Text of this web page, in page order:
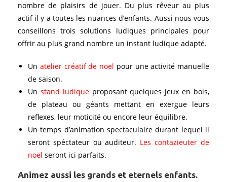
nombre de plaisirs de jouer. Du plus rêveur au plus
actif il y a toutes les nuances d’enfants. Aussi nous vous
conseillons trois solutions ludiques principales pour
offrir au plus grand nombre un instant ludique adapté.
Un atelier créatif de noël pour une activité manuelle
de saison.
Un stand ludiqueproposant quelques jeux en bois,
de plateau ou géants mettant en exergue leurs
reflexes, leur moticité ou encore leur équilibre.
Un temps d’animation spectaculaire durant lequel il
seront spéctateur ou auditeur. Les contazieuter de
noël seront ici parfaits.
Animez aussi les grands et eternels enfants.